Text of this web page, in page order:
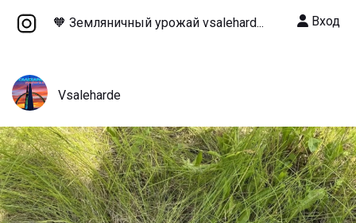
🧡 Земляничный урожай vsalehard... Вход
Vsaleharde